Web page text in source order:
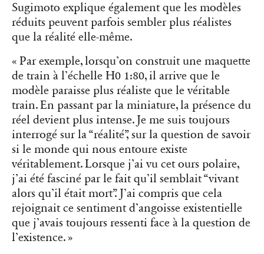
Sugimoto explique également que les modèles
réduits peuvent parfois sembler plus réalistes
que la réalité elle-même.
« Par exemple, lorsqu’on construit une maquette
de train à l’échelle H0 1:80, il arrive que le
modèle paraisse plus réaliste que le véritable
train. En passant par la miniature, la présence du
réel devient plus intense. Je me suis toujours
interrogé sur la “réalité”, sur la question de savoir
si le monde qui nous entoure existe
véritablement. Lorsque j’ai vu cet ours polaire,
j’ai été fasciné par le fait qu’il semblait “vivant
alors qu’il était mort”. J’ai compris que cela
rejoignait ce sentiment d’angoisse existentielle
que j’avais toujours ressenti face à la question de
l’existence. »